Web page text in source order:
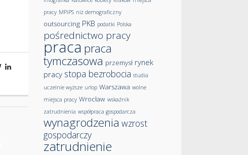
pracy MPiPS niż demograficzny
outsourcing PKB podatki Polska
pośrednictwo pracy
praca praca
tymczasowa przemysł rynek
pracy stopa bezrobocia studia
uczelnie wyższe urlop Warszawa wolne
miejsca pracy Wrocław wskaźnik
zatrudnienia współpraca gospodarcza
wynagrodzenia wzrost
gospodarczy
zatrudnienie